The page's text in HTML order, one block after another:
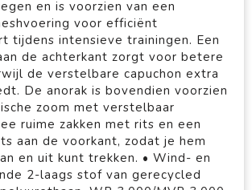
en is voorzien van een
voor efficiënt
tijdens intensieve trainingen. Een
de achterkant zorgt voor betere
de verstelbare capuchon extra
De anorak is bovendien voorzien
zoom met verstelbaar
ruime zakken met rits en een
aan de voorkant, zodat je hem
en uit kunt trekken. • Wind- en
2-laags stof van gerecycled